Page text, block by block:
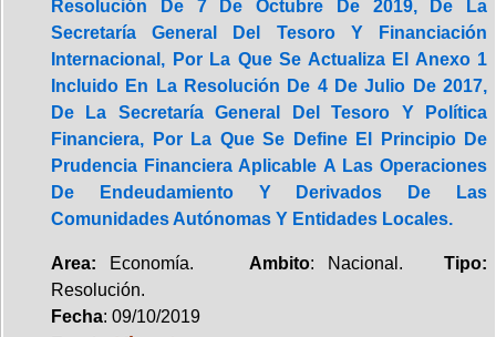
Resolución De 7 De Octubre De 2019, De La
Secretaría General Del Tesoro Y Financiación
Internacional, Por La Que Se Actualiza El Anexo 1
Incluido En La Resolución De 4 De Julio De 2017,
De La Secretaría General Del Tesoro Y Política
Financiera, Por La Que Se Define El Principio De
Prudencia Financiera Aplicable A Las Operaciones
De Endeudamiento Y Derivados De Las
Comunidades Autónomas Y Entidades Locales.
Area: Economía. Ambito: Nacional.Tipo:
Resolución.
Fecha: 09/10/2019